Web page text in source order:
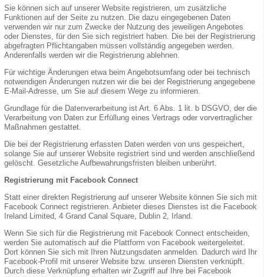
Sie können sich auf unserer Website registrieren, um zusätzliche
Funktionen auf der Seite zu nutzen. Die dazu eingegebenen Daten
verwenden wir nur zum Zwecke der Nutzung des jeweiligen Angebotes
oder Dienstes, für den Sie sich registriert haben. Die bei der Registrierung
abgefragten Pflichtangaben müssen vollständig angegeben werden.
Anderenfalls werden wir die Registrierung ablehnen.
Für wichtige Änderungen etwa beim Angebotsumfang oder bei technisch
notwendigen Änderungen nutzen wir die bei der Registrierung angegebene
E-Mail-Adresse, um Sie auf diesem Wege zu informieren.
Grundlage für die Datenverarbeitung ist Art. 6 Abs. 1 lit. b DSGVO, der die
Verarbeitung von Daten zur Erfüllung eines Vertrags oder vorvertraglicher
Maßnahmen gestattet.
Die bei der Registrierung erfassten Daten werden von uns gespeichert,
solange Sie auf unserer Website registriert sind und werden anschließend
gelöscht. Gesetzliche Aufbewahrungsfristen bleiben unberührt.
Registrierung mit Facebook Connect
Statt einer direkten Registrierung auf unserer Website können Sie sich mit
Facebook Connect registrieren. Anbieter dieses Dienstes ist die Facebook
Ireland Limited, 4 Grand Canal Square, Dublin 2, Irland.
Wenn Sie sich für die Registrierung mit Facebook Connect entscheiden,
werden Sie automatisch auf die Plattform von Facebook weitergeleitet.
Dort können Sie sich mit Ihren Nutzungsdaten anmelden. Dadurch wird Ihr
Facebook-Profil mit unserer Website bzw. unseren Diensten verknüpft.
Durch diese Verknüpfung erhalten wir Zugriff auf Ihre bei Facebook